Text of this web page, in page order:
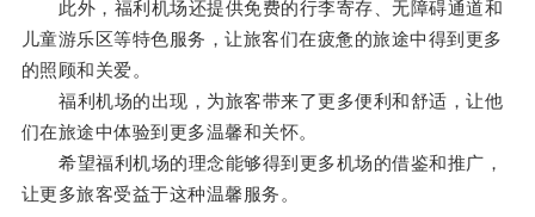
此外，福利机场还提供免费的行李寄存、无障碍通道和
儿童游乐区等特色服务，让旅客们在疲惫的旅途中得到更多
的照顾和关爱。
福利机场的出现，为旅客带来了更多便利和舒适，让他
们在旅途中体验到更多温馨和关怀。
希望福利机场的理念能够得到更多机场的借鉴和推广，
让更多旅客受益于这种温馨服务。